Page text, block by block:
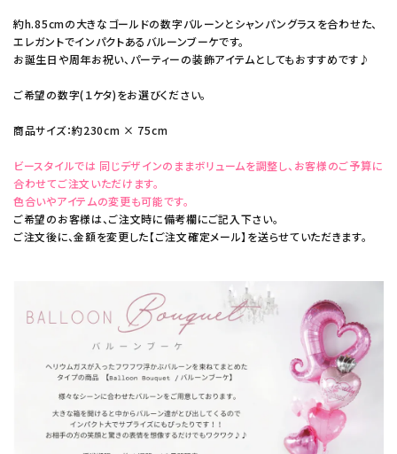
約h.85cmの大きなゴールドの数字バルーンとシャンパングラスを合わせた、
エレガントでインパクトあるバルーンブーケです。
お誕生日や周年お祝い、パーティーの装飾アイテムとしてもおすすめです♪
ご希望の数字(１ケタ)をお選びください。
商品サイズ：約230cm × 75cm
ビースタイルでは 同じデザインのままボリュームを調整し、お客様のご予算に
合わせてご注文いただけます。
色合いやアイテムの変更も可能です。
ご希望のお客様は、ご注文時に備考欄にご記入下さい。
ご注文後に、金額を変更した【ご注文確定メール】を送らせていただきます。